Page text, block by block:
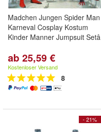
Madchen Jungen Spider Man
Karneval Cosplay Kostum
Kinder Manner Jumpsuit Setâ
ab 25,59 €
Kostenloser Versand
8
- 21%